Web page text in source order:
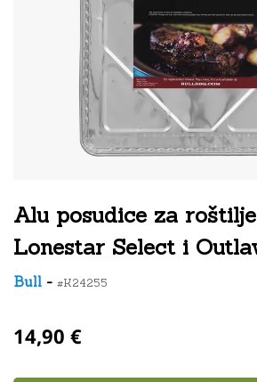
Alu posudice za
Lonestar Select i
Bull - #K24255
14,90 €